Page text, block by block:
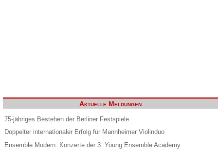
Aktuelle Meldungen
75-jähriges Bestehen der Berliner Festspiele
Doppelter internationaler Erfolg für Mannheimer Violinduo
Ensemble Modern: Konzerte der 3. Young Ensemble Academy